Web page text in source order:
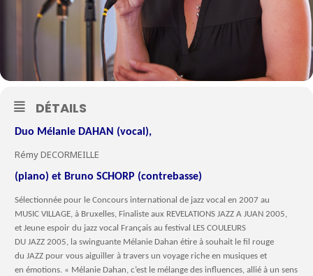
DÉTAILS
Duo Mélanie DAHAN (vocal),
Rémy DECORMEILLE
(piano) et Bruno SCHORP (contrebasse)
Sélectionnée pour le Concours international de jazz vocal en 2007 au
MUSIC VILLAGE, à Bruxelles, Finaliste aux REVELATIONS JAZZ A JUAN 2005,
et Jeune espoir du jazz vocal Français au festival LES COULEURS
DU JAZZ 2005, la swinguante Mélanie Dahan étire à souhait le fil rouge
du JAZZ pour vous aiguiller à travers un voyage riche en musiques et
en émotions. « Mélanie Dahan, c’est le mélange des influences, allié à un sens